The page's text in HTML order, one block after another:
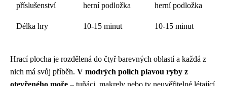
příslušenství
herní podložka
herní podložka
Délka hry 10-15 minut 10-15 minut
Hrací plocha je rozdělená do čtyř barevných oblastí a každá z
nich má svůj příběh. V modrých polích plavou ryby z
otevřeného moře – tuňáci, makrely nebo ty neuvěřitelné létající